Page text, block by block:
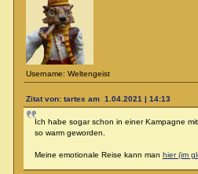
Username: Weltengeist
Zitat von: tartex am 1.04.2021 | 14:13
Ich habe sogar schon in einer Kampagne
so warm geworden.
Meine emotionale Reise kann man hier (im